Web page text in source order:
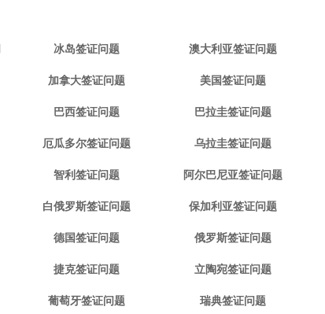
冰岛签证问题 澳大利亚签证问题
加拿大签证问题 美国签证问题
巴西签证问题 巴拉圭签证问题
厄瓜多尔签证问题 乌拉圭签证问题
智利签证问题 阿尔巴尼亚签证问题
白俄罗斯签证问题 保加利亚签证问题
德国签证问题 俄罗斯签证问题
捷克签证问题 立陶宛签证问题
葡萄牙签证问题 瑞典签证问题